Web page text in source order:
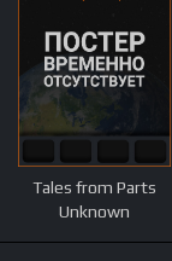
Tales from Parts
Unknown